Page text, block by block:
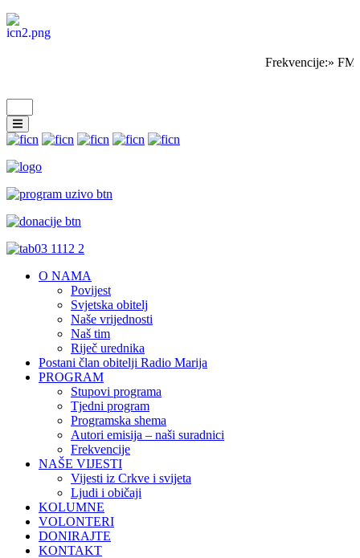
Frekvencije:»
O NAMA
Povijest
Svjetska obitelj
Naše vrijednosti
Naš tim
Riječ urednika
Postani član obitelji Radio Marija
PROGRAM
Stupovi programa
Tjedni program
Programska shema
Autori emisija – naši suradnici
Frekvencije
NAŠE VIJESTI
Vijesti iz Crkve i svijeta
Ljudi i običaji
KOLUMNE
VOLONTERI
DONIRAJTE
KONTAKT